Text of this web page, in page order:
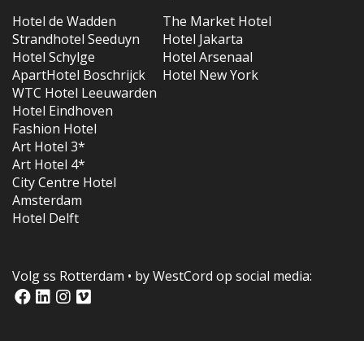
Hotel de Wadden
Strandhotel Seeduyn
Hotel Schylge
ApartHotel Boschrijck
WTC Hotel Leeuwarden
Hotel Eindhoven
Fashion Hotel
Art Hotel 3*
Art Hotel 4*
City Centre Hotel
Amsterdam
Hotel Delft
The Market Hotel
Hotel Jakarta
Hotel Arsenaal
Hotel New York
Volg ss Rotterdam • by WestCord op social media: